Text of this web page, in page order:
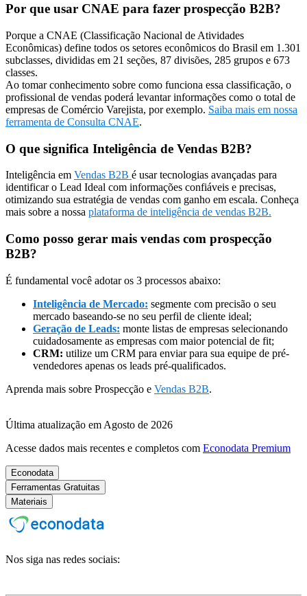
Por que usar CNAE para fazer prospecção B2B?
Porque a CNAE (Classificação Nacional de Atividades
Econômicas) define todos os setores econômicos do Brasil em 1.301
subclasses, divididas em 21 seções, 87 divisões, 285 grupos e 673
classes.
Ao tomar conhecimento sobre como funciona essa classificação, o
profissional de vendas poderá levantar informações como o total de
empresas de Comércio Varejista, por exemplo. Saiba mais em nossa
ferramenta de Consulta CNAE.
O que significa Inteligência de Vendas B2B?
Inteligência em Vendas B2B é usar tecnologias avançadas para
identificar o Lead Ideal com informações confiáveis e precisas,
otimizando sua estratégia de vendas com ganho em escala. Conheça
mais sobre a nossa plataforma de inteligência de vendas B2B.
Como posso gerar mais vendas com prospecção
B2B?
É fundamental você adotar os 3 processos abaixo:
Inteligência de Mercado: segmente com precisão o seu
mercado baseando-se no seu perfil de cliente ideal;
Geração de Leads: monte listas de empresas selecionando
cuidadosamente as empresas com maior potencial de fit;
CRM: utilize um CRM para enviar para sua equipe de pré-
vendedores apenas os leads pré-qualificados.
Aprenda mais sobre Prospecção e Vendas B2B.
Última atualização em Agosto de 2026
Acesse dados mais recentes e completos com Econodata Premium
Econodata
Ferramentas Gratuitas
Materiais
Nos siga nas redes sociais: